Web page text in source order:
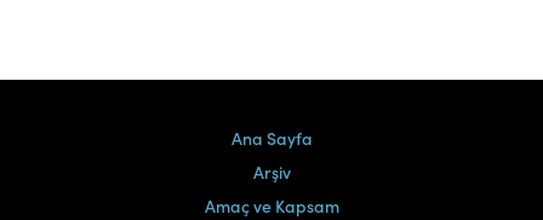
Ana Sayfa
Arşiv
Amaç ve Kapsam